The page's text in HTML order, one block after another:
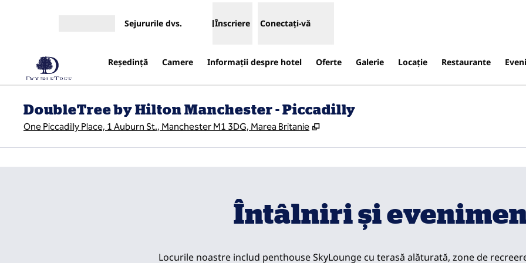
Sejururile dvs. Înscriere Conectați-vă
Reşedinţă Camere Informații despre hotel Oferte Galerie Locaţie Restaurante
DoubleTree by Hilton Manchester - Piccadilly
One Piccadilly Place, 1 Auburn St., Manchester M1 3DG, Marea Britanie ,
Întâlniri și
Locurile noastre includ penthouse SkyLounge cu terasă alăturată, zone de